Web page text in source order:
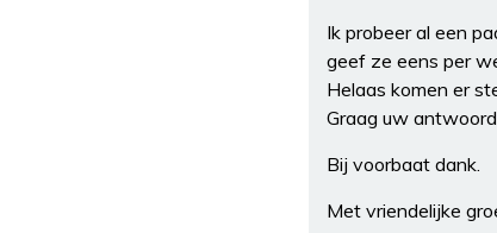
Ik probeer al een
geef ze eens per
Helaas komen er
Graag uw
Bij voorbaat dank.
Met vriendelijke